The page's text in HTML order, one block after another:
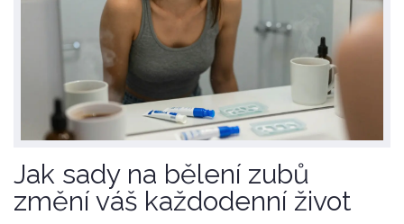
Jak sady na bělení zubů
změní váš každodenní život